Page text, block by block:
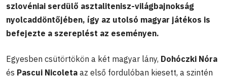
szlovéniai serdülő asztalitenisz-világbajnokság
nyolcaddöntőjében, így az utolsó magyar játékos is
befejezte a szereplést az eseményen.
Egyesben csütörtökön a két magyar lány, Dohóczki Nóra
és Pascui Nicoleta az első fordulóban kiesett, a szintén